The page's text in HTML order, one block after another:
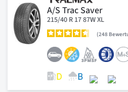
A/S Trac Saver
215/40 R 17 87W XL
248